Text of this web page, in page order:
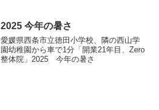
2025 今年の暑さ
愛媛県西条市立徳田小学校、隣の西山学
園幼稚園から車で1分「開業21年目、Zero
整体院」2025 今年の暑さ